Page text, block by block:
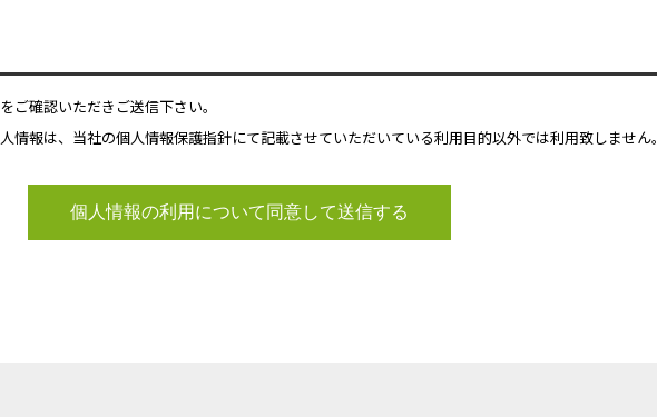
ご確認いただきご送信下さい。
情報は、当社の個人情報保護指針にて記載させていただいている利用目的以外では利用致しません。